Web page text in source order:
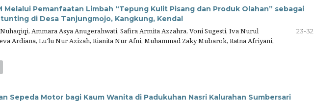
Melalui Pemanfaatan Limbah “Tepung Kulit Pisang dan Produk Olahan” sebagai
di Desa Tanjungmojo, Kangkung, Kendal
Ammara Asya Anugerahwati, Safira Armita Azzahra, Voni Sugesti, Iva Nurul
Ardiana, Lu'lu Nur Azizah, Rianita Nur Afni, Muhammad Zaky Mubarok, Ratna Afriyani,
23-32
Sepeda Motor bagi Kaum Wanita di Padukuhan Nasri Kalurahan Sumbersari